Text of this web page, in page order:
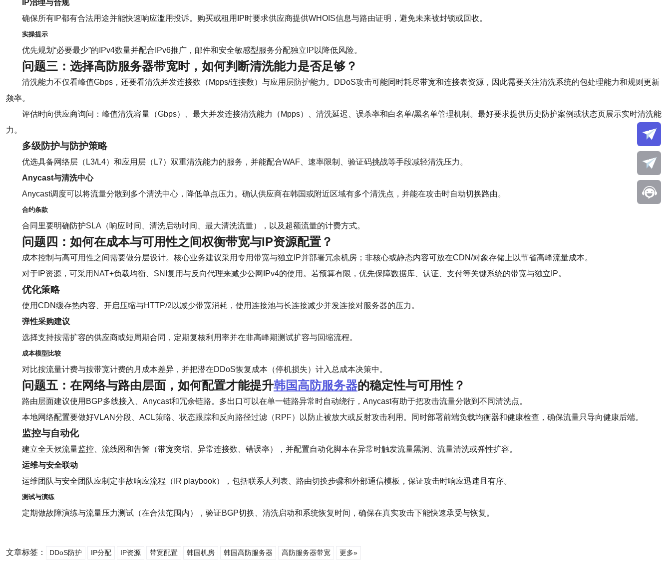
IP治理与合规
确保所有IP都有合法用途并能快速响应滥用投诉。购买或租用IP时要求供应商提供WHOIS信息与路由证明，避免未来被封锁或回收。
实操提示
优先规划“必要最少”的IPv4数量并配合IPv6推广，邮件和安全敏感型服务分配独立IP以降低风险。
问题三：选择高防服务器带宽时，如何判断清洗能力是否足够？
清洗能力不仅看峰值Gbps，还要看清洗并发连接数（Mpps/连接数）与应用层防护能力。DDoS攻击可能同时耗尽带宽和连接表资源，因此需要关注清洗系统的包处理能力和规则更新
频率。
评估时向供应商询问：峰值清洗容量（Gbps）、最大并发连接清洗能力（Mpps）、清洗延迟、误杀率和白名单/黑名单管理机制。最好要求提供历史防护案例或状态页展示实时清洗能
力。
多级防护与防护策略
优选具备网络层（L3/L4）和应用层（L7）双重清洗能力的服务，并能配合WAF、速率限制、验证码挑战等手段减轻清洗压力。
Anycast与清洗中心
Anycast调度可以将流量分散到多个清洗中心，降低单点压力。确认供应商在韩国或附近区域有多个清洗点，并能在攻击时自动切换路由。
合约条款
合同里要明确防护SLA（响应时间、清洗启动时间、最大清洗流量），以及超额流量的计费方式。
问题四：如何在成本与可用性之间权衡带宽与IP资源配置？
成本控制与高可用性之间需要做分层设计。核心业务建议采用专用带宽与独立IP并部署冗余机房；非核心或静态内容可放在CDN/对象存储上以节省高峰流量成本。
对于IP资源，可采用NAT+负载均衡、SNI复用与反向代理来减少公网IPv4的使用。若预算有限，优先保障数据库、认证、支付等关键系统的带宽与独立IP。
优化策略
使用CDN缓存热内容、开启压缩与HTTP/2以减少带宽消耗，使用连接池与长连接减少并发连接对服务器的压力。
弹性采购建议
选择支持按需扩容的供应商或短周期合同，定期复核利用率并在非高峰期测试扩容与回缩流程。
成本模型比较
对比按流量计费与按带宽计费的月成本差异，并把潜在DDoS恢复成本（停机损失）计入总成本决策中。
问题五：在网络与路由层面，如何配置才能提升韩国高防服务器的稳定性与可用性？
路由层面建议使用BGP多线接入、Anycast和冗余链路。多出口可以在单一链路异常时自动绕行，Anycast有助于把攻击流量分散到不同清洗点。
本地网络配置要做好VLAN分段、ACL策略、状态跟踪和反向路径过滤（RPF）以防止被放大或反射攻击利用。同时部署前端负载均衡器和健康检查，确保流量只导向健康后端。
监控与自动化
建立全天候流量监控、流线图和告警（带宽突增、异常连接数、错误率），并配置自动化脚本在异常时触发流量黑洞、流量清洗或弹性扩容。
运维与安全联动
运维团队与安全团队应制定事故响应流程（IR playbook），包括联系人列表、路由切换步骤和外部通信模板，保证攻击时响应迅速且有序。
测试与演练
定期做故障演练与流量压力测试（在合法范围内），验证BGP切换、清洗启动和系统恢复时间，确保在真实攻击下能快速承受与恢复。
文章标签： DDoS防护 IP分配 IP资源 带宽配置 韩国机房 韩国高防服务器 高防服务器带宽 更多»